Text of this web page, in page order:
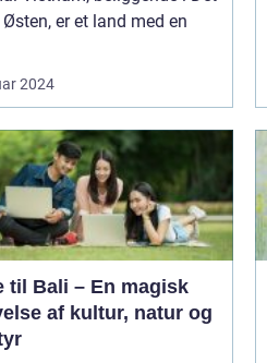
Østen, er et land med en
2024
til Bali – En magisk
af kultur, natur og